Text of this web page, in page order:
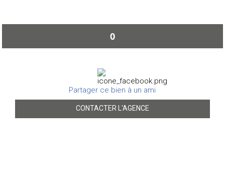
0
Partager ce bien à un ami
CONTACTER L'AGENCE